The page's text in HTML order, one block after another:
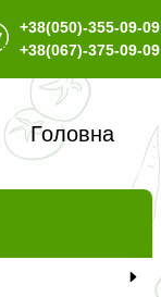
+38(050)-355-09-09
+38(067)-375-09-09
Головна